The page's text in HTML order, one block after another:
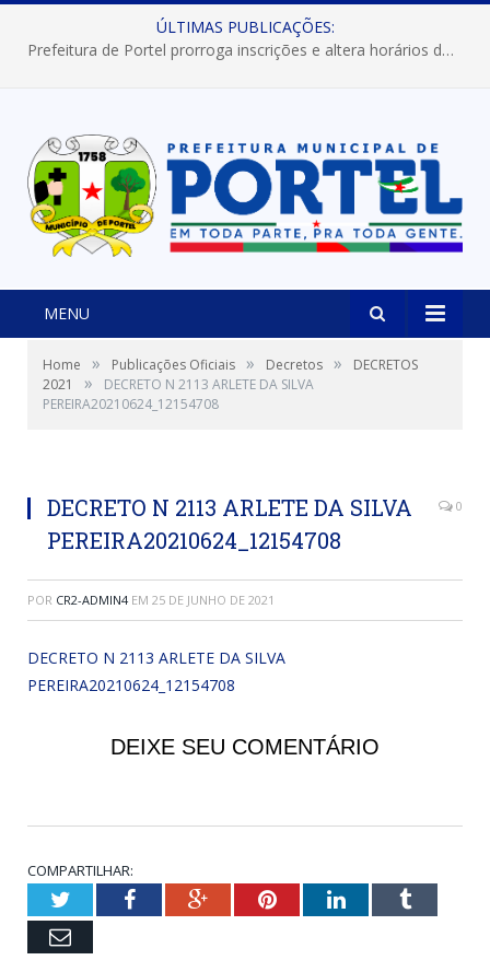
ÚLTIMAS PUBLICAÇÕES:
Prefeitura de Portel prorroga inscrições e altera horários dos concursos “Musa” e “Miss Mix Verão 2026”
MENU
Home » Publicações Oficiais » Decretos »
DECRETOS
2021
»
DECRETO N 2113 ARLETE DA SILVA
PEREIRA20210624_12154708
DECRETO N 2113 ARLETE DA SILVA
PEREIRA20210624_12154708
0
POR CR2-ADMIN4 EM 25 DE JUNHO DE 2021
DECRETO N 2113 ARLETE DA SILVA
PEREIRA20210624_12154708
DEIXE SEU COMENTÁRIO
COMPARTILHAR:
TwitterFacebookGoogle+PinterestLinkedInTumblr
Email